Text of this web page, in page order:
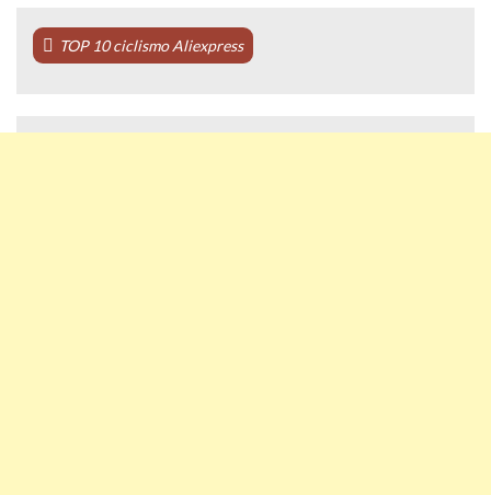
TOP 10 ciclismo Aliexpress